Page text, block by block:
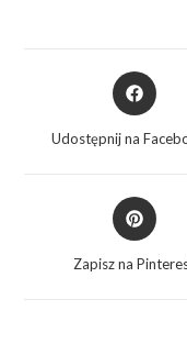
Udostępnij na
Zapisz na